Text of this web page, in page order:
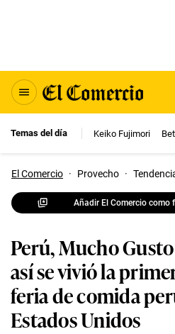
Temas del día Keiko Fujimori
El Comercio · Provecho ·
Añadir El Comercio como
Perú, Mucho
así se vivió la
feria de comida
Estados Unidos